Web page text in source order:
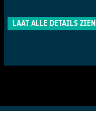
LAAT ALLE DETAILS ZIEN